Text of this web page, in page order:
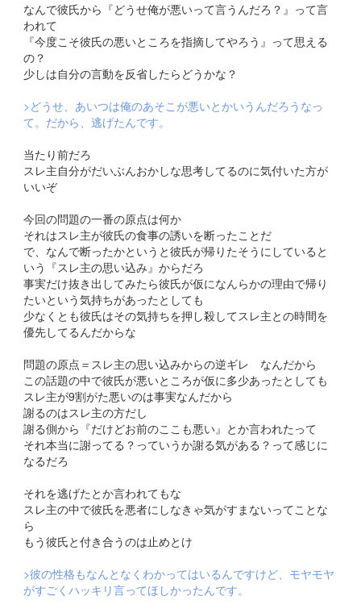
なんで彼氏から『どうせ俺が悪いって言うんだろ？』って言
われて
『今度こそ彼氏の悪いところを指摘してやろう』って思える
の？
少しは自分の言動を反省したらどうかな？
>どうせ、あいつは俺のあそこが悪いとかいうんだろうなっ
て。だから、逃げたんです。
当たり前だろ
スレ主自分がだいぶんおかしな思考してるのに気付いた方が
いいぞ
今回の問題の一番の原点は何か
それはスレ主が彼氏の食事の誘いを断ったことだ
で、なんで断ったかというと彼氏が帰りたそうにしていると
いう『スレ主の思い込み』からだろ
事実だけ抜き出してみたら彼氏が仮になんらかの理由で帰り
たいという気持ちがあったとしても
少なくとも彼氏はその気持ちを押し殺してスレ主との時間を
優先してるんだからな
問題の原点＝スレ主の思い込みからの逆ギレ なんだから
この話題の中で彼氏が悪いところが仮に多少あったとしても
スレ主が9割がた悪いのは事実なんだから
謝るのはスレ主の方だし
謝る側から『だけどお前のここも悪い』とか言われたって
それ本当に謝ってる？っていうか謝る気がある？って感じに
なるだろ
それを逃げたとか言われてもな
スレ主の中で彼氏を悪者にしなきゃ気がすまないってことな
ら
もう彼氏と付き合うのは止めとけ
>彼の性格もなんとなくわかってはいるんですけど、モヤモヤ
がすごくハッキリ言ってほしかったんです。